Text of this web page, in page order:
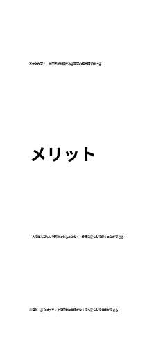
​基本給が高く、毎年昇給制度がある東京の保育園で働ける
メリット
一人で抱え込んだり孤独になることなく、仲間と安心して働くことができる
未経験・またはブランクで保育に自信がなくても安心して仕事ができる